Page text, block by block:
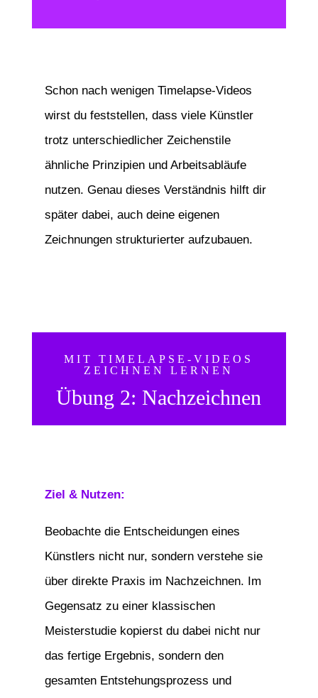
Schon nach wenigen Timelapse-Videos
wirst du feststellen, dass viele Künstler
trotz unterschiedlicher Zeichenstile
ähnliche Prinzipien und Arbeitsabläufe
nutzen. Genau dieses Verständnis hilft dir
später dabei, auch deine eigenen
Zeichnungen strukturierter aufzubauen.
MIT TIMELAPSE-VIDEOS
ZEICHNEN LERNEN
Übung 2: Nachzeichnen
Ziel & Nutzen:
Beobachte die Entscheidungen eines
Künstlers nicht nur, sondern verstehe sie
über direkte Praxis im Nachzeichnen. Im
Gegensatz zu einer klassischen
Meisterstudie kopierst du dabei nicht nur
das fertige Ergebnis, sondern den
gesamten Entstehungsprozess und